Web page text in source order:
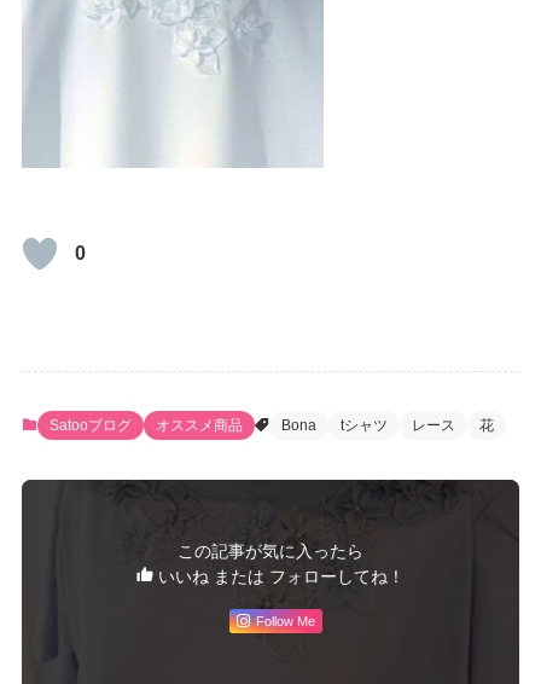
0
Satooブログ オススメ商品 Bona tシャツ レース 花
この記事が気に入ったら
いいね または フォローしてね！